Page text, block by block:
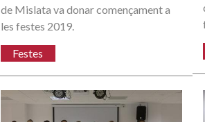
de Mislata va donar començament a
les festes 2019.
Festes